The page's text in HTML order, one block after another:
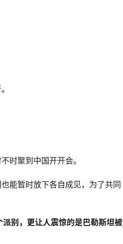
时聚到中国开开会。
能暂时放下各自成见，为了共同
别，更让人震惊的是巴勒斯坦被